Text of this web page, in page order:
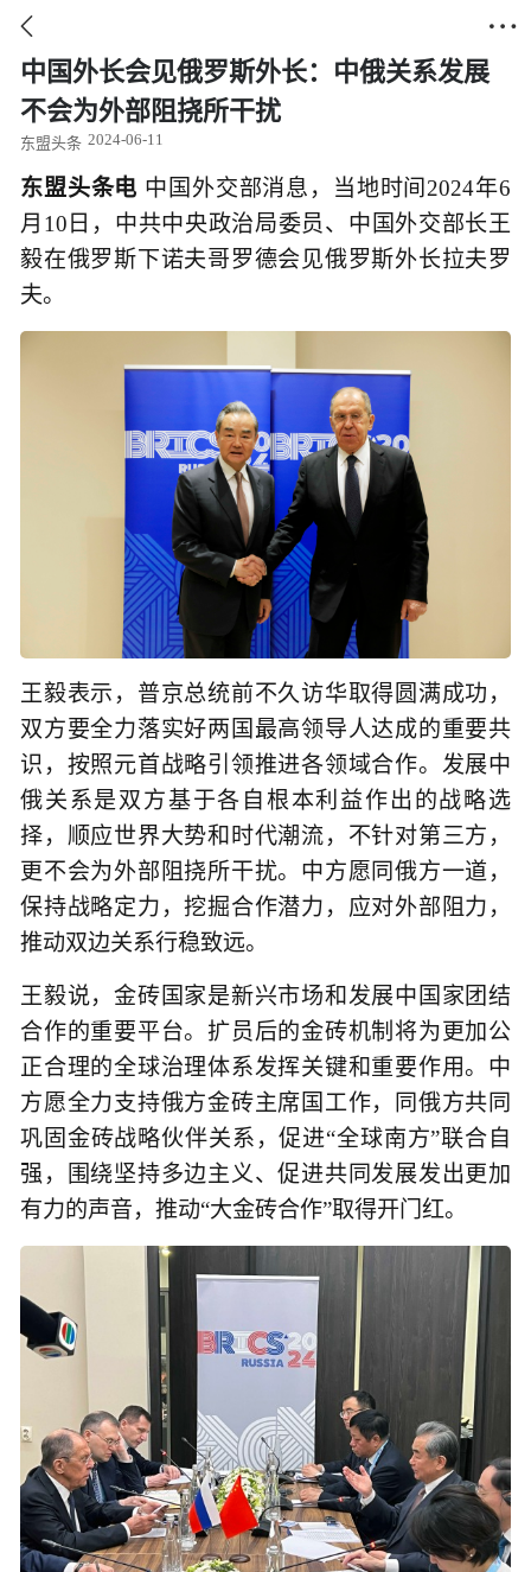
 
中国外长会见俄罗斯外长：中俄关系发展
不会为外部阻挠所干扰
东盟头条 2024-06-11
东盟头条电 中国外交部消息，当地时间2024年6
月10日，中共中央政治局委员、中国外交部长王
毅在俄罗斯下诺夫哥罗德会见俄罗斯外长拉夫罗
夫。
王毅表示，普京总统前不久访华取得圆满成功，
双方要全力落实好两国最高领导人达成的重要共
识，按照元首战略引领推进各领域合作。发展中
俄关系是双方基于各自根本利益作出的战略选
择，顺应世界大势和时代潮流，不针对第三方，
更不会为外部阻挠所干扰。中方愿同俄方一道，
保持战略定力，挖掘合作潜力，应对外部阻力，
推动双边关系行稳致远。
王毅说，金砖国家是新兴市场和发展中国家团结
合作的重要平台。扩员后的金砖机制将为更加公
正合理的全球治理体系发挥关键和重要作用。中
方愿全力支持俄方金砖主席国工作，同俄方共同
巩固金砖战略伙伴关系，促进“全球南方”联合自
强，围绕坚持多边主义、促进共同发展发出更加
有力的声音，推动“大金砖合作”取得开门红。